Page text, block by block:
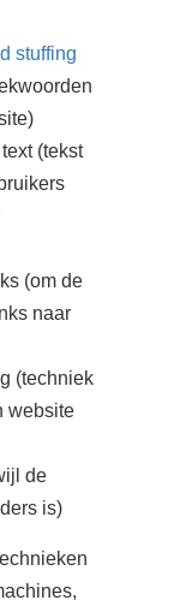
stuffing
(tekst
(om de
naar
(techniek
website
de
is)